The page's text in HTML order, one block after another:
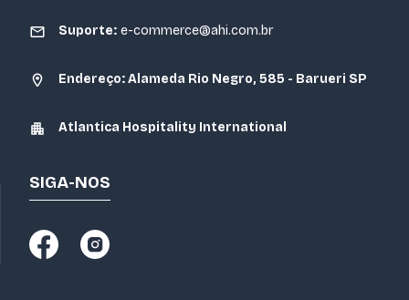
Suporte: e-commerce@ahi.com.br
Endereço: Alameda Rio Negro, 585 - Barueri SP
Atlantica Hospitality International
SIGA-NOS